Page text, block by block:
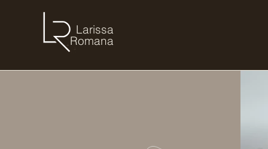
Larissa
Romana